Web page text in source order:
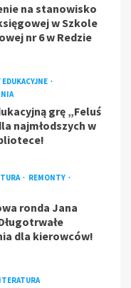
na stanowisko
w Szkole
nr 6 w Redzie
EDUKACYJNE
grę „Feluś
najmłodszych w
REMONTY
ronda Jana
dla kierowców!